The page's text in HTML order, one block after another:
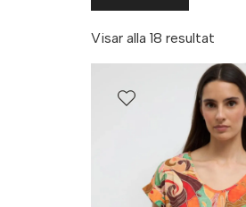
Visar alla 18 resultat